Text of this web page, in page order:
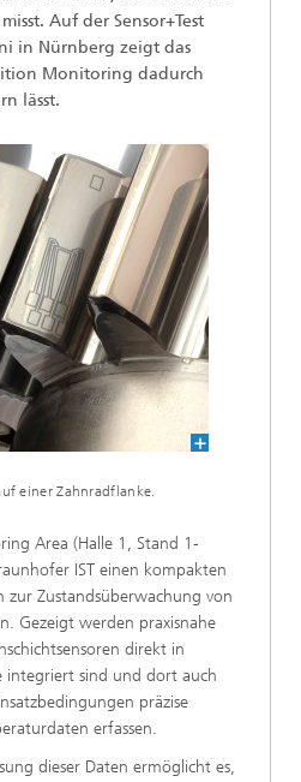
Auf der Sensor+Test
in Nürnberg zeigt das
Monitoring dadurch
lässt.
einer Zahnradflanke.
Area (Halle 1, Stand 1-
IST einen kompakten
zur Zustandsüberwachung von
Gezeigt werden praxisnahe
direkt in
integriert sind und dort auch
präzise
erfassen.
dieser Daten ermöglicht es,